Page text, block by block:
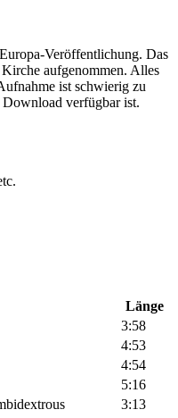
Veröffentlichung. Das
aufgenommen. Alles
ist schwierig zu
Download verfügbar ist.
Länge
3:58
4:53
4:54
5:16
3:13